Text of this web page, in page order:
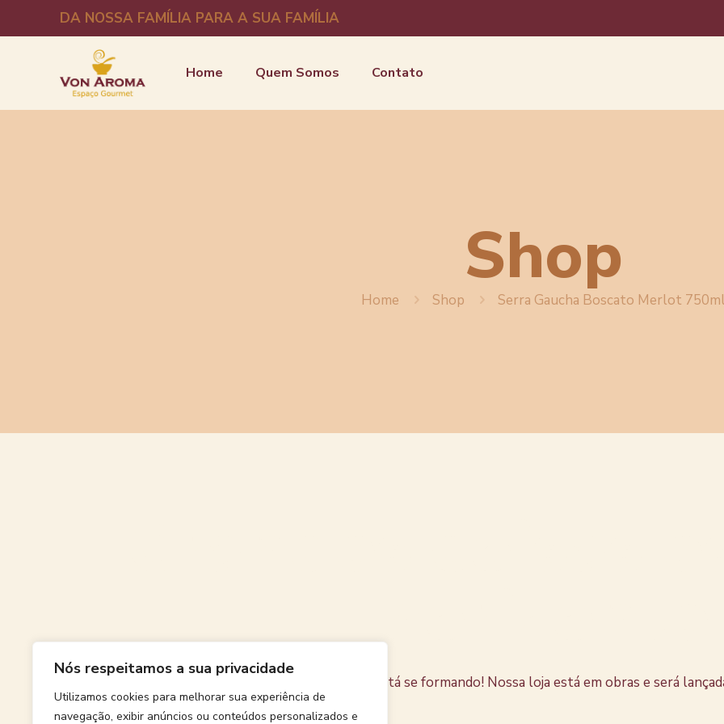
Nós respeitamos a sua privacidade
Utilizamos cookies para melhorar sua experiência de
navegação, exibir anúncios ou conteúdos personalizados e
DA NOSSA FAMÍLIA PARA A SUA FAMÍLIA
Home Quem Somos Contato
Shop
Home Shop Serra Gaucha Boscato Merlot 750ml
Algo grande está se formando! Nossa loja está em obras e será